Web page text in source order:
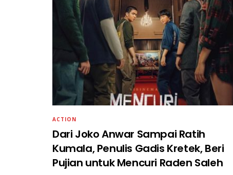
ACTION
Dari Joko Anwar Sampai Ratih
Kumala, Penulis Gadis Kretek, Beri
Pujian untuk Mencuri Raden Saleh